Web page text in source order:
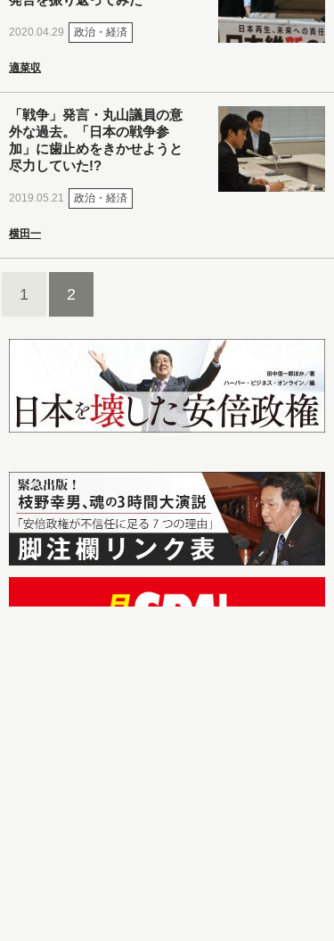
2020.04.29 政治・経済
適菜収
「戦争」発言・丸山議員の意
外な過去。「日本の戦争参
加」に歯止めをきかせようと
尽力していた!?
2019.05.21 政治・経済
横田一
1 2